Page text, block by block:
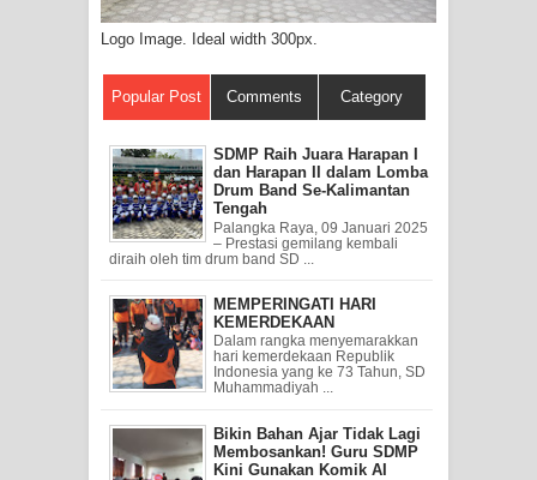
Logo Image. Ideal width 300px.
Popular Post Comments Category
SDMP Raih Juara Harapan I
dan Harapan II dalam Lomba
Drum Band Se-Kalimantan
Tengah
Palangka Raya, 09 Januari 2025
– Prestasi gemilang kembali
diraih oleh tim drum band SD ...
MEMPERINGATI HARI
KEMERDEKAAN
Dalam rangka menyemarakkan
hari kemerdekaan Republik
Indonesia yang ke 73 Tahun, SD
Muhammadiyah ...
Bikin Bahan Ajar Tidak Lagi
Membosankan! Guru SDMP
Kini Gunakan Komik AI